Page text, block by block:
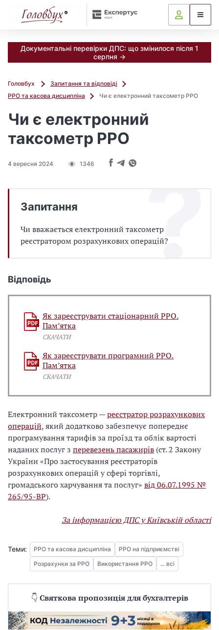
Документальні перевірки ДПС: що змінилося після 1
серпня →
Головбух
Запитання та відповіді
РРО та касова дисципліна
Чи є електронний таксометр РРО
Чи є електронний
таксометр РРО
4 вересня 2024 1346
Запитання
Чи вважається електронний таксометр
реєстратором розрахункових операцій?
Відповідь
Як зареєструвати стаціонарний РРО.
Пам’ятка
СКАЧАТИ
Як зареєструвати програмний РРО.
Пам’ятка
СКАЧАТИ
Електронний таксометр —реєстратор розрахункових
операцій, який додатково забезпечує попереднє
програмування тарифів за проїзд та облік вартості
наданих послуг з перевезень пасажирів (ст. 2 Закону
України «Про застосування реєстраторів
розрахункових операцій у сфері торгівлі,
громадського харчування та послуг» від 06.07.1995 №
265/95-ВР).
За інформацією ДПС у Київській області
Теми: РРО та касова дисципліна
РРО на підприємстві
Розрахунки за РРО
Використання РРО ... всі
👇 Святкова пропозиція для бухгалтерів